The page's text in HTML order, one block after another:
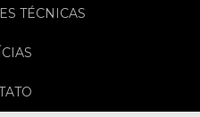
TÉCNICAS